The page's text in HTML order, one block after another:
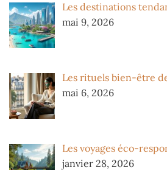
Les destinations
mai 9, 2026
Les rituels bien-être
mai 6, 2026
Les voyages éco-
janvier 28, 2026